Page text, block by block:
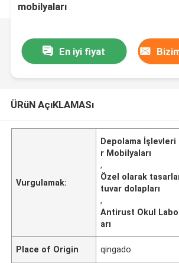
mobilyaları
En iyi fiyat
ÜRüN AçıKLAMASı
Vurgulamak:
Depolama İşlevleri
r Mobilyaları
,
Özel olarak
tuvar dolapları
,
Antirust Okul
arı
Place of Origin qingado